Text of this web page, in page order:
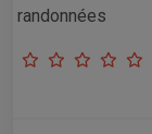
randonnées